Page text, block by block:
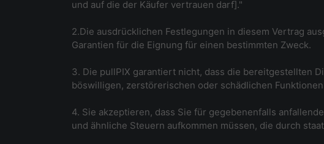
und auf die der Käufer vertrauen darf]."
2.Die ausdrücklichen Festlegungen in diesem Vertrag
Garantien für die Eignung für einen bestimmten Zweck.
3. Die pullPIX garantiert nicht, dass die bereitgestellten
böswilligen, zerstörerischen oder schädlichen
4. Sie akzeptieren, dass Sie für gegebenenfalls
und ähnliche Steuern aufkommen müssen, die durch